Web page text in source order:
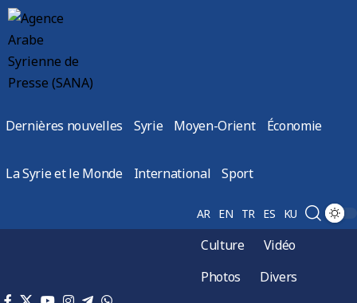
Dernières nouvelles Syrie Moyen-Orient Économie
La Syrie et le Monde International Sport
AR EN TR ES KU
Culture
Vidéo
Photos
Divers